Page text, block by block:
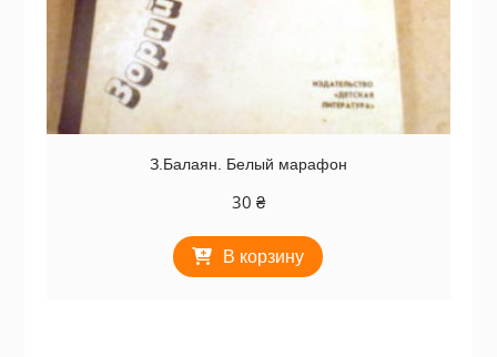
З.Балаян. Белый марафон
30 ₴
В корзину